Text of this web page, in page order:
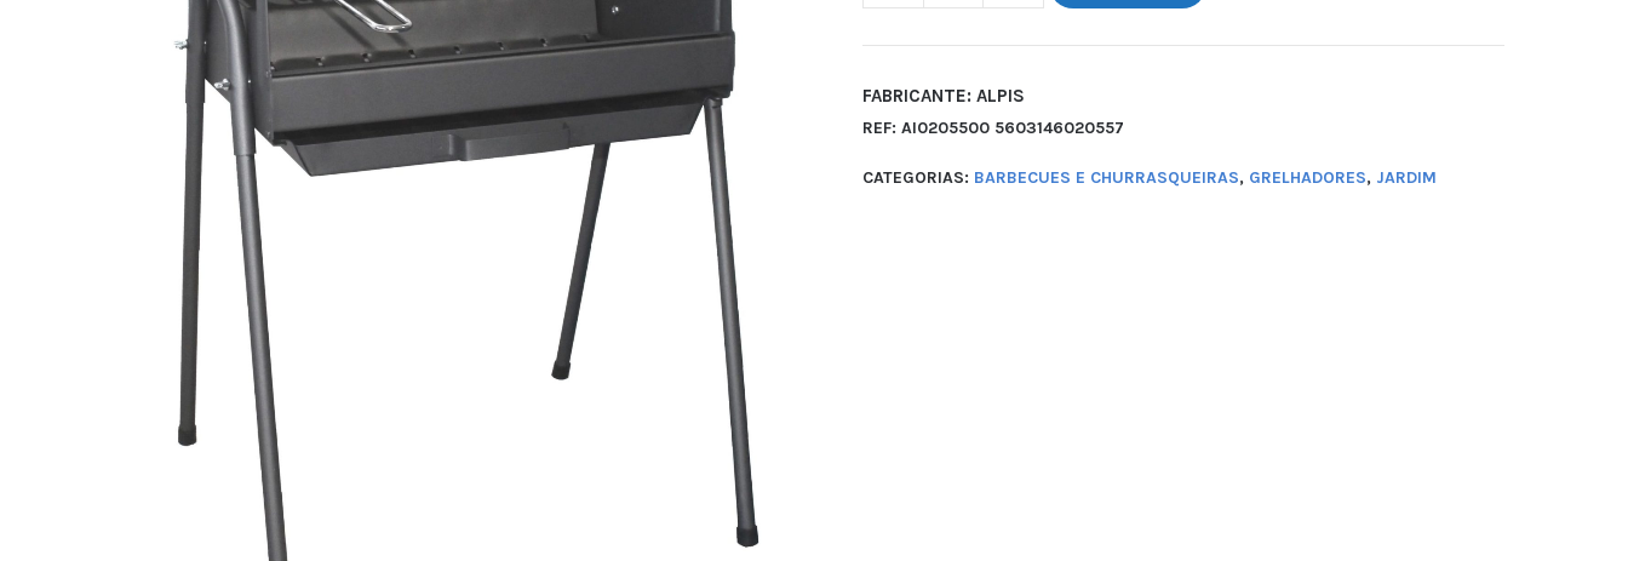
FABRICANTE: ALPIS
REF: AI0205500 5603146020557
CATEGORIAS: BARBECUES E CHURRASQUEIRAS, GRELHADORES, JARDIM